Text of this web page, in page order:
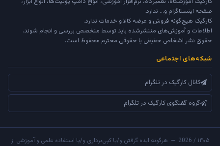
صفحه اینستاگرام و... ندارد.
کارگیک هیچ‌گونه فروش و عرضه کالا و خدمات ندارد.
اطلاعات و آموزش‌های منتشرشده باید توسط متخصص بررسی و انجام شوند.
حقوق نشر اشخاص حقیقی یا حقوقی محترم محفوظ است.
شبکه‌های اجتماعی
کانال کارگیک در تلگرام
گروه گفتگوی کارگیک در تلگرام
۱۴۰۵ / 2026 — هرگونه ایده گرفتن و/یا کپی‌برداری و/یا استفاده علمی و آموزشی از